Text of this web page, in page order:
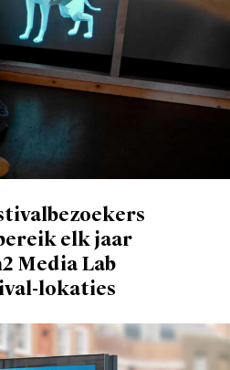
elk jaar
Media Lab
lokaties